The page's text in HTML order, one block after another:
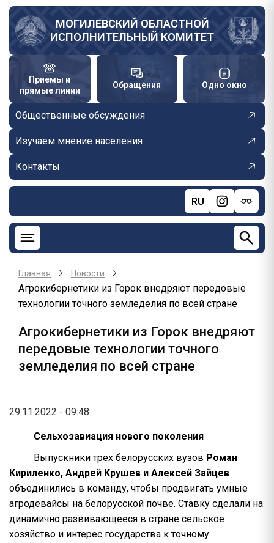
Перейти
основному
содержанию
МОГИЛЕВСКИЙ ОБЛАСТНОЙ
ИСПОЛНИТЕЛЬНЫЙ КОМИТЕТ
Приемы и
прямые линии
Обращения Одно окно
Общественные обсуждения
Изучаем мнение населения
Контакты
RU
Главная Новости
Агрокибернетики из Горок внедряют передовые
технологии точного земледелия по всей стране
Агрокибернетики из Горок внедряют
передовые технологии точного
земледелия по всей стране
29.11.2022 - 09:48
Сельхозавиация нового поколения
Выпускники трех белорусских вузов Роман
Кириленко, Андрей Крушев и Алексей Зайцев
объединились в команду, чтобы продвигать умные
агродевайсы на белорусской почве. Ставку сделали на
динамично развивающееся в стране сельское
хозяйство и интерес государства к точному